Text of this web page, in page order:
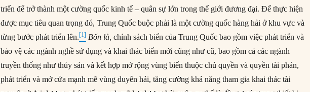
triển để trở thành một cường quốc kinh tế – quân sự lớn trong thế giới đương đại. Để thực hiện
được mục tiêu quan trọng đó, Trung Quốc buộc phải là một cường quốc hàng hải ở khu vực và
từng bước phát triển lên.[1] Bốn là,chính sách biển của Trung Quốc bao gồm việc phát triển và
bảo vệ các ngành nghề sử dụng và khai thác biển mới cũng như cũ, bao gồm cả các ngành
truyền thống như thủy sản và kết hợp mở rộng vùng biển thuộc chủ quyền và quyền tài phán,
phát triển và mở cửa mạnh mẽ vùng duyên hải, tăng cường khả năng tham gia khai thác tài